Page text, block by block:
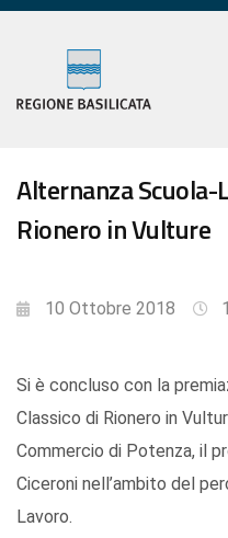
Alternanza
Rionero in Vulture
10 Ottobre 2018
Si è concluso con la
Classico di Rionero in
Commercio di Potenza, il
Ciceroni nell’ambito del
Lavoro.